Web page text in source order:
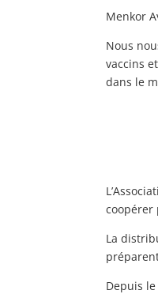
Menkor
Nous
vaccins
dans le
coopérer
La
Depuis